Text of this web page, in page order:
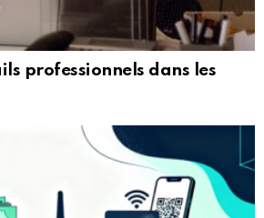
professionnels dans les